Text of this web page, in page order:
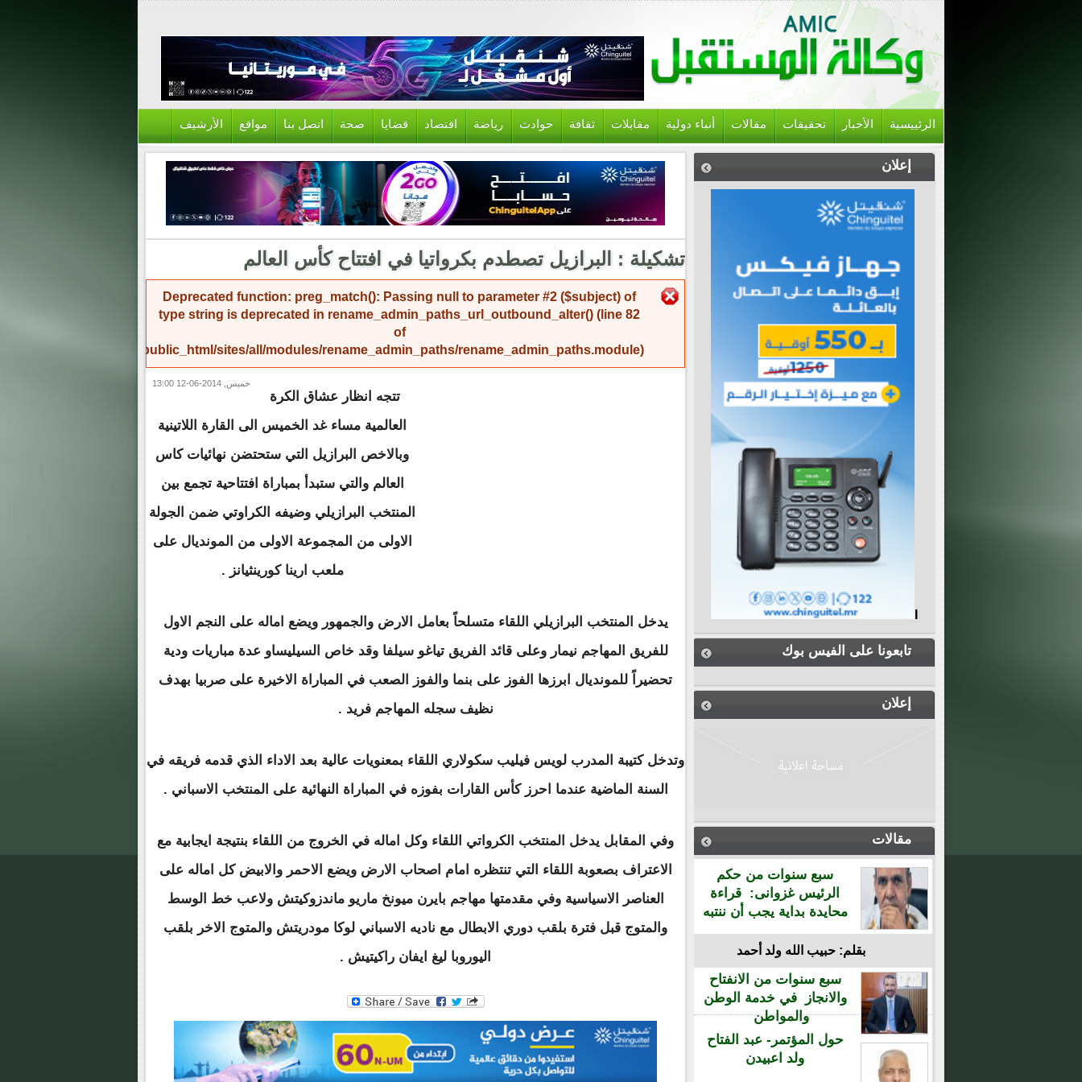
الرئييسية الأخبار تحقيقات مقالات أنباء دولية مقابلات ثقافة حوادث رياضة اقتصاد قضايا صحة اتصل بنا مواقع الأرشيف
إعلان
تابعونا على الفيس بوك
إعلان
مقالات
سبع سنوات من حكم
الرئيس غزوانى: قراءة
محايدة بداية يجب أن ننتبه
بقلم: حبيب الله ولد أحمد
سبع سنوات من الانفتاح
والانجاز في خدمة الوطن
والمواطن
حول المؤتمر- عبد الفتاح
ولد اعبيدن
تشكيلة : البرازيل تصطدم بكرواتيا في افتتاح كأس العالم
رسالة الخطأ Deprecated function: preg_match(): Passing null to parameter #2 ($subject) of
type string is deprecated in rename_admin_paths_url_outbound_alter() (line 82
of
/home/amicinf1/public_html/sites/all/modules/rename_admin_paths/rename_admin_paths.module).
خميس, 2014-06-12 13:00
تتجه انظار عشاق الكرة
العالمية مساء غد الخميس الى القارة اللاتينية
وبالاخص البرازيل التي ستحتضن نهائيات كاس
العالم والتي ستبدأ بمباراة افتتاحية تجمع بين
المنتخب البرازيلي وضيفه الكراوتي ضمن الجولة
الاولى من المجموعة الاولى من المونديال على
ملعب ارينا كورينثيانز .
يدخل المنتخب البرازيلي اللقاء متسلحاً بعامل الارض والجمهور ويضع اماله على النجم الاول
للفريق المهاجم نيمار وعلى قائد الفريق تياغو سيلفا وقد خاص السيليساو عدة مباريات ودية
تحضيراً للمونديال ابرزها الفوز على بنما والفوز الصعب في المباراة الاخيرة على صربيا بهدف
نظيف سجله المهاجم فريد .
وتدخل كتيبة المدرب لويس فيليب سكولاري اللقاء بمعنويات عالية بعد الاداء الذي قدمه فريقه في
السنة الماضية عندما احرز كأس القارات بفوزه في المباراة النهائية على المنتخب الاسباني .
وفي المقابل يدخل المنتخب الكرواتي اللقاء وكل اماله في الخروج من اللقاء بنتيجة ايجابية مع
الاعتراف بصعوبة اللقاء التي تنتظره امام اصحاب الارض ويضع الاحمر والابيض كل اماله على
العناصر الاسياسية وفي مقدمتها مهاجم بايرن ميونخ ماريو ماندزوكيتش ولاعب خط الوسط
والمتوج قبل فترة بلقب دوري الابطال مع ناديه الاسباني لوكا مودريتش والمتوج الاخر بلقب
اليوروبا ليغ ايفان راكيتيش .